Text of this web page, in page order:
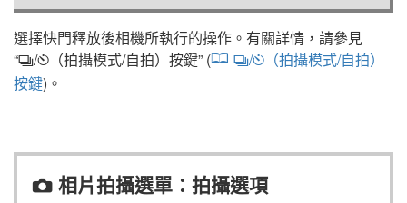
選擇快門釋放後相機所執行的操作。有關詳情，請參見
“c/E （拍攝模式/自拍）按鍵” ( c/E
（拍攝模式/自拍）
按鍵)。
C 相片拍攝選單：拍攝選項